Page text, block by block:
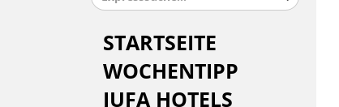
STARTSEITE
WOCHENTIPP
JUFA HOTELS